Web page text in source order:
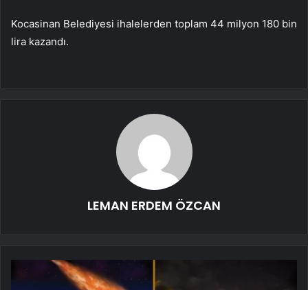
Kocasinan Belediyesi ihalelerden toplam 44 milyon 180 bin
lira kazandı.
LEMAN ERDEM ÖZCAN